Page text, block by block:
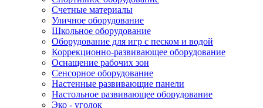
Счетные материалы
Уличное оборудование
Школьное оборудование
Оборудование для игр с песком и водой
Коррекционно‑развивающее оборудование
Оснащение рабочих зон
Сенсорное оборудование
Настенные развивающие панели
Настольное развивающее оборудование
Эко - уголок